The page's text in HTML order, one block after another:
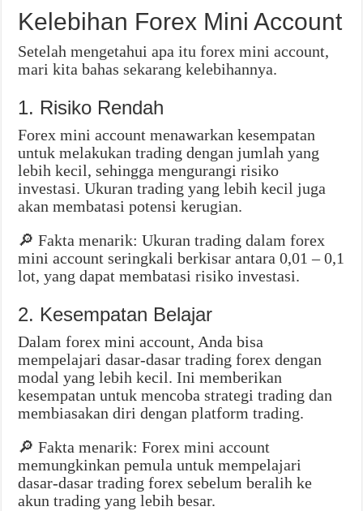
Kelebihan Forex Mini Account
Setelah mengetahui apa itu forex mini account,
mari kita bahas sekarang kelebihannya.
1. Risiko Rendah
Forex mini account menawarkan kesempatan
untuk melakukan trading dengan jumlah yang
lebih kecil, sehingga mengurangi risiko
investasi. Ukuran trading yang lebih kecil juga
akan membatasi potensi kerugian.
🔎 Fakta menarik: Ukuran trading dalam forex
mini account seringkali berkisar antara 0,01 – 0,1
lot, yang dapat membatasi risiko investasi.
2. Kesempatan Belajar
Dalam forex mini account, Anda bisa
mempelajari dasar-dasar trading forex dengan
modal yang lebih kecil. Ini memberikan
kesempatan untuk mencoba strategi trading dan
membiasakan diri dengan platform trading.
🔎 Fakta menarik: Forex mini account
memungkinkan pemula untuk mempelajari
dasar-dasar trading forex sebelum beralih ke
akun trading yang lebih besar.